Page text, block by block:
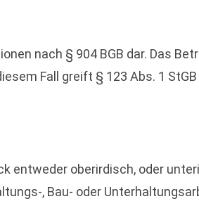
nach § 904 BGB dar. Das
Fall greift § 123 Abs. 1
entweder oberirdisch, oder
, Bau- oder